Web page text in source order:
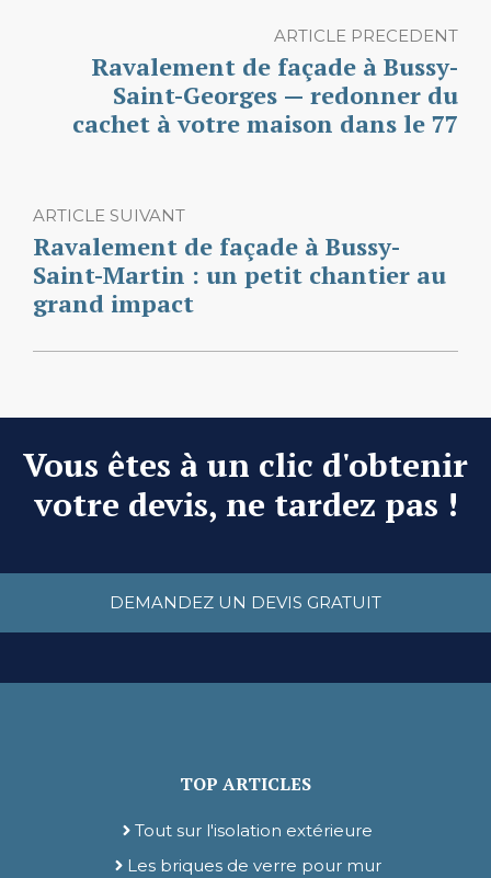
ARTICLE PRECEDENT
Ravalement de façade à Bussy-
Saint-Georges — redonner du
cachet à votre maison dans le 77
ARTICLE SUIVANT
Ravalement de façade à Bussy-
Saint-Martin : un petit chantier au
grand impact
Vous êtes à un clic d'obtenir
votre devis, ne tardez pas !
DEMANDEZ UN DEVIS GRATUIT
TOP ARTICLES
Tout sur l'isolation extérieure
Les briques de verre pour mur